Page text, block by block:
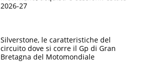
2026-27
Silverstone, le caratteristiche del
circuito dove si corre il Gp di Gran
Bretagna del Motomondiale